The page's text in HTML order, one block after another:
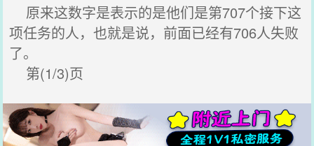
原来这数字是表示的是他们是第707个接下这
项任务的人，也就是说，前面已经有706人失败
了。
第(1/3)页